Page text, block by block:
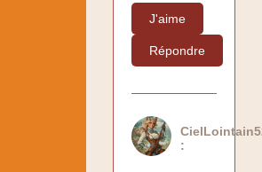
J'aime
Répondre
: